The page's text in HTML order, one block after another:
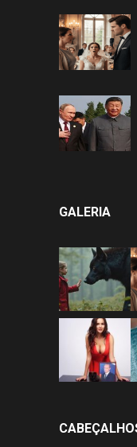
GALERIA